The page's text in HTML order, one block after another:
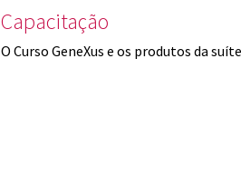
Capacitação
O Curso GeneXus e os produtos da